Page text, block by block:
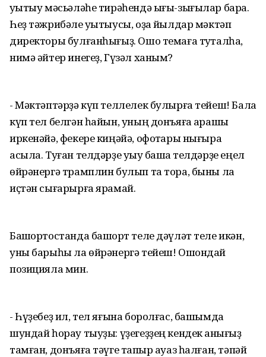
уҡытыу мәсьәләһе тирәһендә ығы-зығылар бара.
Һеҙ тәжрибәле уҡытыусы, оҙаҡ йылдар мәктәп
директоры булғанһығыҙ. Ошо темаға туҡталһаҡ,
нимә әйтер инегеҙ, Гүзәл ханым?
- Мәктәптәрҙә күп теллелек булырға тейеш! Бала
күп тел белгән һайын, уның донъяға ҡарашы
иркенәйә, фекере киңәйә, офоҡтары нығыраҡ
асыла. Туған телдәрҙе уҡыу башҡа телдәрҙе еңел
өйрәнергә трамплин булып та тора, быны ла
иҫтән сығарырға ярамай.
Башҡортостанда башҡорт теле дәүләт теле икән,
уны барыһы ла өйрәнергә тейеш! Ошондай
позицияла мин.
- Һүҙебеҙ ил, тел яғына боролғас, башымда
шундай һорау тыуҙы: үҙегеҙҙең кендек ҡанығыҙ
тамған, донъяға тәүге тапҡыр ауаз һалған, тәпәй